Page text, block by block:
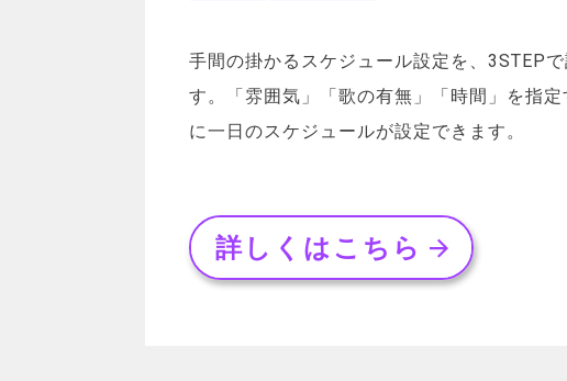
手間の掛かるスケジュール設定を、3STEP
す。「雰囲気」「歌の有無」「時間」を指
に一日のスケジュールが設定できます。
詳しくはこちら